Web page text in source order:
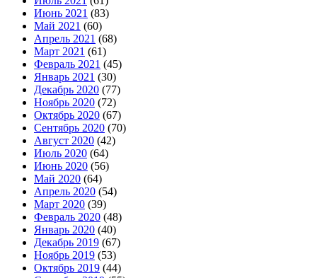
Июнь 2021 (83)
Май 2021 (60)
Апрель 2021 (68)
Март 2021 (61)
Февраль 2021 (45)
Январь 2021 (30)
Декабрь 2020 (77)
Ноябрь 2020 (72)
Октябрь 2020 (67)
Сентябрь 2020 (70)
Август 2020 (42)
Июль 2020 (64)
Июнь 2020 (56)
Май 2020 (64)
Апрель 2020 (54)
Март 2020 (39)
Февраль 2020 (48)
Январь 2020 (40)
Декабрь 2019 (67)
Ноябрь 2019 (53)
Октябрь 2019 (44)